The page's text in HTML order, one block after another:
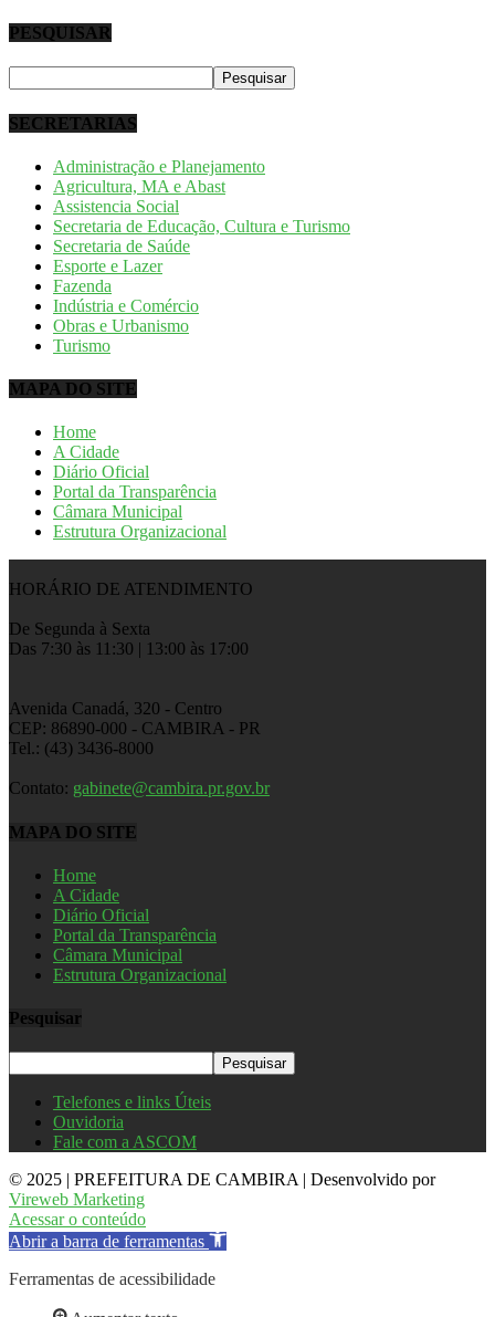
PESQUISAR
SECRETARIAS
Administração e Planejamento
Agricultura, MA e Abast
Assistencia Social
Secretaria de Educação, Cultura e Turismo
Secretaria de Saúde
Esporte e Lazer
Fazenda
Indústria e Comércio
Obras e Urbanismo
Turismo
MAPA DO SITE
Home
A Cidade
Diário Oficial
Portal da Transparência
Câmara Municipal
Estrutura Organizacional
HORÁRIO DE ATENDIMENTO
De Segunda à Sexta
Das 7:30 às 11:30 | 13:00 às 17:00
Avenida Canadá, 320 - Centro
CEP: 86890-000 - CAMBIRA - PR
Tel.: (43) 3436-8000
Contato: gabinete@cambira.pr.gov.br
MAPA DO SITE
Home
A Cidade
Diário Oficial
Portal da Transparência
Câmara Municipal
Estrutura Organizacional
Pesquisar
Telefones e links Úteis
Ouvidoria
Fale com a ASCOM
© 2025 | PREFEITURA DE CAMBIRA | Desenvolvido por
Vireweb Marketing
Acessar o conteúdo
Abrir a barra de ferramentas
Ferramentas de acessibilidade